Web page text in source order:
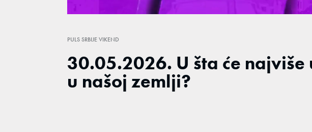
Unmute
PULS SRBIJE VIKEND
30.05.2026. U šta će
u našoj zemlji?